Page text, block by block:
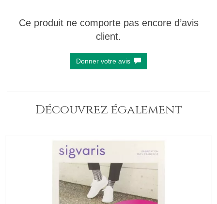
Ce produit ne comporte pas encore d’avis
client.
Donner votre avis
Découvrez également